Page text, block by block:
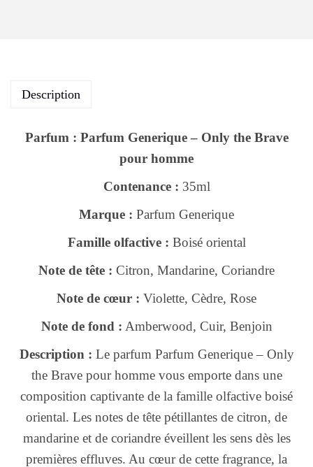
Description
Parfum : Parfum Generique – Only the Brave
pour homme
Contenance : 35ml
Marque : Parfum Generique
Famille olfactive : Boisé oriental
Note de tête : Citron, Mandarine, Coriandre
Note de cœur : Violette, Cèdre, Rose
Note de fond : Amberwood, Cuir, Benjoin
Description : Le parfum Parfum Generique – Only
the Brave pour homme vous emporte dans une
composition captivante de la famille olfactive boisé
oriental. Les notes de tête pétillantes de citron, de
mandarine et de coriandre éveillent les sens dès les
premières effluves. Au cœur de cette fragrance, la